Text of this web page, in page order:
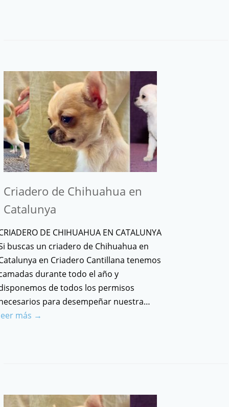
Criadero de Chihuahua en
Catalunya
DE CHIHUAHUA EN CATALUNYA
buscas un criadero de Chihuahua en
en Criadero Cantillana tenemos
durante todo el año y
de todos los permisos
para desempeñar nuestra…
más →